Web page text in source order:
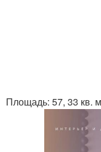
Площадь: 57, 33 кв. м